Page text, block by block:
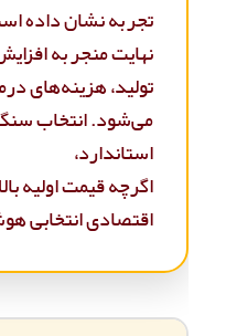
تجربه نشان داده
نهایت منجر به
تولید، هزینه‌های
می‌شود. انتخاب
استاندارد،
اگرچه قیمت اولیه
اقتصادی انتخابی